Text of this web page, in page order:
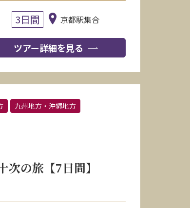
3日間 京都駅集合
ツアー詳細を見る
九州地方・沖縄地方
の旅【7日間】